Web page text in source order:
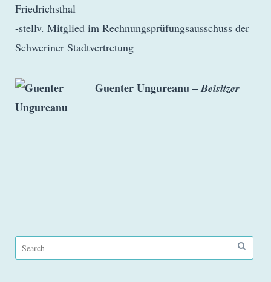
Friedrichsthal
-stellv. Mitglied im Rechnungsprüfungsausschuss der
Schweriner Stadtvertretung
Guenter Ungureanu –Beisitzer
Search
for: